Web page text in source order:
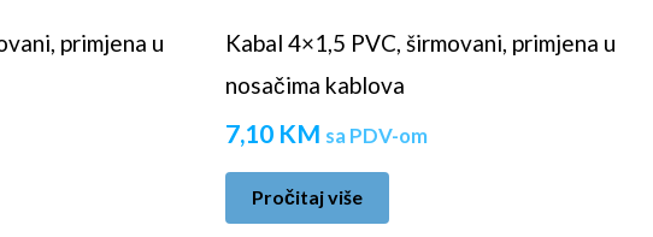
primjena u
Kabal 4×1,5 PVC, širmovani, primjena u
nosačima kablova
7,10 KM sa PDV-om
Pročitaj više